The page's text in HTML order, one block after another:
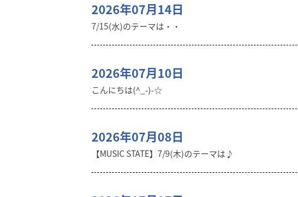
2026年07月14日
7/15(水)のテーマは・・
2026年07月10日
こんにちは(^_-)-☆
2026年07月08日
【MUSIC STATE】7/9(木)のテーマは♪